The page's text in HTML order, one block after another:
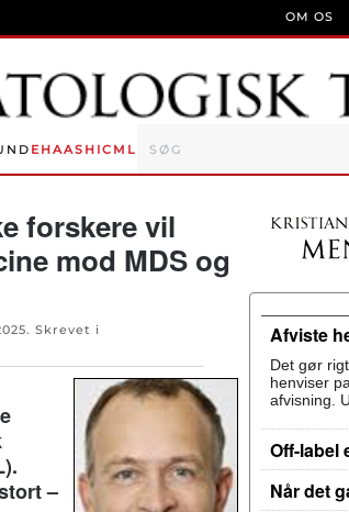
EHAASH ICML
OM OS
forskere vil
mod MDS og
. Skrevet i
–
Afviste
Det gør
henviser
afvisning.
Off-label
Når det